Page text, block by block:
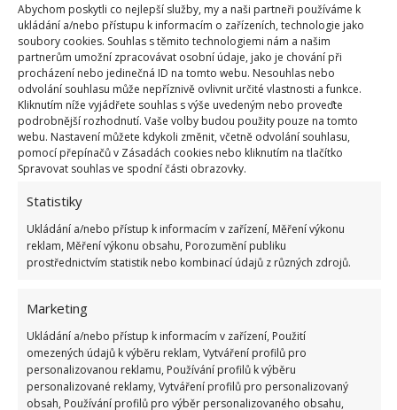
Abychom poskytli co nejlepší služby, my a naši partneři používáme k
ukládání a/nebo přístupu k informacím o zařízeních, technologie jako
soubory cookies. Souhlas s těmito technologiemi nám a našim
partnerům umožní zpracovávat osobní údaje, jako je chování při
procházení nebo jedinečná ID na tomto webu. Nesouhlas nebo
odvolání souhlasu může nepříznivě ovlivnit určité vlastnosti a funkce.
Kliknutím níže vyjádřete souhlas s výše uvedeným nebo proveďte
podrobnější rozhodnutí. Vaše volby budou použity pouze na tomto
webu. Nastavení můžete kdykoli změnit, včetně odvolání souhlasu,
pomocí přepínačů v Zásadách cookies nebo kliknutím na tlačítko
Spravovat souhlas ve spodní části obrazovky.
Statistiky
Ukládání a/nebo přístup k informacím v zařízení, Měření výkonu
reklam, Měření výkonu obsahu, Porozumění publiku
prostřednictvím statistik nebo kombinací údajů z různých zdrojů.
Marketing
Ukládání a/nebo přístup k informacím v zařízení, Použití
omezených údajů k výběru reklam, Vytváření profilů pro
personalizovanou reklamu, Používání profilů k výběru
personalizované reklamy, Vytváření profilů pro personalizovaný
obsah, Používání profilů pro výběr personalizovaného obsahu,
Fotografie: Freepik
Použijte peroxid vodíku
Ačkoli je peroxid vhodný pro většinu povrchu, je
vhodné jej otestovat na malém kousku povrchu,
který není tolik vidět. Tříprocentní peroxid vodíku
vlijte do láhve s rozprašovačem. Naneste na místa
s plísní a nechte působit 10 minut. Poté oblast
vydrhněte takovou silou, abyste nepoškodili povrch
Použijte ocet
Neředěný ocet nalijte do lahve s rozprašovačem a
naneste je na postižený povrch. Po hodině oblast